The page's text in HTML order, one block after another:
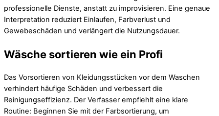
professionelle Dienste, anstatt zu improvisieren. Eine genaue
Interpretation reduziert Einlaufen, Farbverlust und
Gewebeschäden und verlängert die Nutzungsdauer.
Wäsche sortieren wie ein Profi
Das Vorsortieren von Kleidungsstücken vor dem Waschen
verhindert häufige Schäden und verbessert die
Reinigungseffizienz. Der Verfasser empfiehlt eine klare
Routine: Beginnen Sie mit der Farbsortierung, um